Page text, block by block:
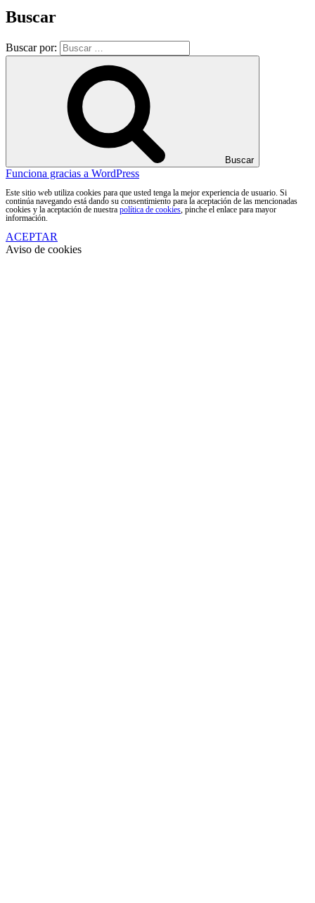
Buscar
Buscar por:
Buscar
Funciona gracias a WordPress
Este sitio web utiliza cookies para que usted tenga la mejor experiencia de usuario. Si
continúa navegando está dando su consentimiento para la aceptación de las mencionadas
cookies y la aceptación de nuestra política de cookies, pinche el enlace para mayor
información.
ACEPTAR
Aviso de cookies